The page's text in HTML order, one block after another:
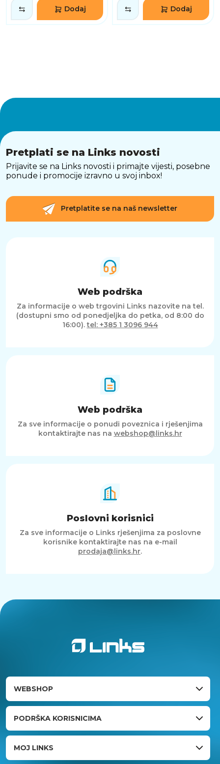
Dodaj Dodaj
Pretplati se na Links novosti
Prijavite se na Links novosti i primajte vijesti, posebne
ponude i promocije izravno u svoj inbox!
Pretplatite se na naš newsletter
Web podrška
Za informacije o web trgovini Links nazovite na tel.
(dostupni smo od ponedjeljka do petka, od 8:00 do
16:00).tel: +385 1 3096 944
Web podrška
Za sve informacije o ponudi poveznica i rješenjima
kontaktirajte nas na webshop@links.hr
Poslovni korisnici
Za sve informacije o Links rješenjima za poslovne
korisnike kontaktirajte nas na e-mail
prodaja@links.hr.
WEBSHOP
PODRŠKA KORISNICIMA
MOJ LINKS